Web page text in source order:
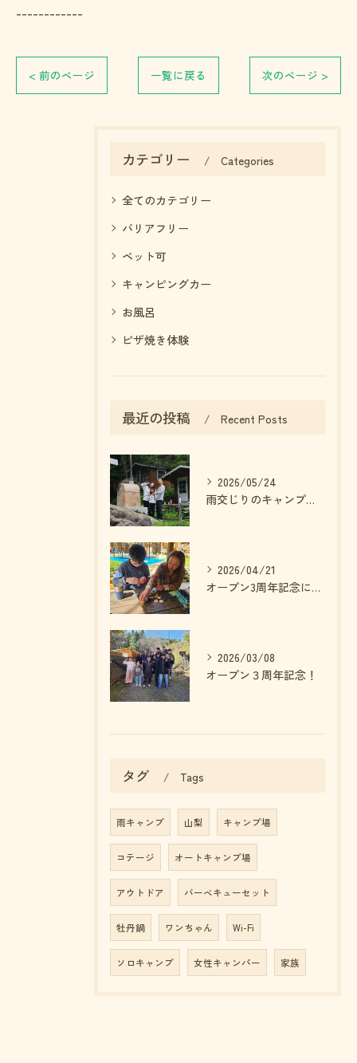
------------
< 前のページ 一覧に戻る 次のページ >
カテゴリー Categories
全てのカテゴリー
バリアフリー
ペット可
キャンピングカー
お風呂
ピザ焼き体験
最近の投稿 Recent Posts
2026/05/24
雨交じりのキャンプでも最高に楽しめます！
2026/04/21
オープン3周年記念に素敵なプレゼントをいただきました！！
2026/03/08
オープン３周年記念！
タグ Tags
雨キャンプ 山梨 キャンプ場
コテージ オートキャンプ場
アウトドア バーベキューセット
牡丹鍋 ワンちゃん Wi-Fi
ソロキャンプ 女性キャンパー 家族